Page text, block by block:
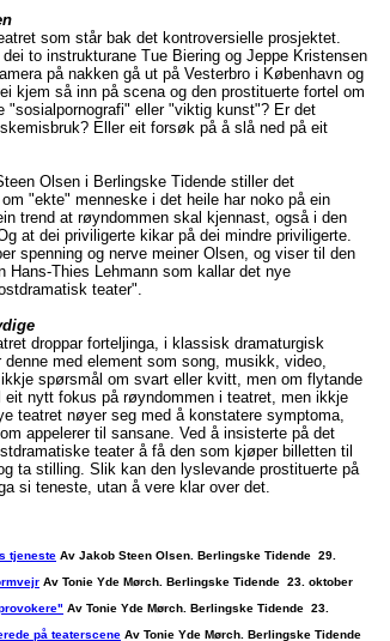
som står bak det kontroversielle prosjektet.
to instrukturane Tue Biering og Jeppe Kristensen
på nakken gå ut på Vesterbro i København og
kjem så inn på scena og den prostituerte fortel om
"sosialpornografi" eller "viktig kunst"? Er det
Eller eit forsøk på å slå ned på eit
Olsen i Berlingske Tidende stiller det
"ekte" menneske i det heile har noko på ein
trend at røyndommen skal kjennast, også i den
at dei priviligerte kikar på dei mindre priviligerte.
spenning og nerve meiner Olsen, og viser til den
Hans-Thies Lehmann som kallar det nye
teater".
droppar forteljinga, i klassisk dramaturgisk
denne med element som song, musikk, video,
spørsmål om svart eller kvitt, men om flytande
eit nytt fokus på røyndommen i teatret, men ikkje
teatret nøyer seg med å konstatere symptoma,
appelerer til sansane. Ved å insisterte på det
teater å få den som kjøper billetten til
ta stilling. Slik kan den lyslevande prostituerte på
si teneste, utan å vere klar over det.
tjeneste Av Jakob Steen Olsen. Berlingske Tidende 29.
Av Tonie Yde Mørch. Berlingske Tidende 23. oktober
Av Tonie Yde Mørch. Berlingske Tidende 23.
på teaterscene Av Tonie Yde Mørch. Berlingske Tidende